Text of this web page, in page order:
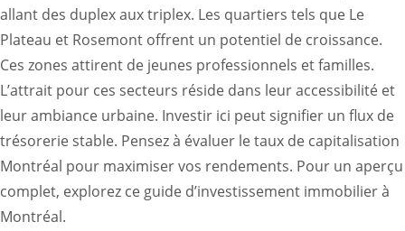
allant des duplex aux triplex. Les quartiers tels que Le
Plateau et Rosemont offrent un potentiel de croissance.
Ces zones attirent de jeunes professionnels et familles.
L’attrait pour ces secteurs réside dans leur accessibilité et
leur ambiance urbaine. Investir ici peut signifier un flux de
trésorerie stable. Pensez à évaluer le taux de capitalisation
Montréal pour maximiser vos rendements. Pour un aperçu
complet, explorez ce guide d’investissement immobilier à
Montréal.